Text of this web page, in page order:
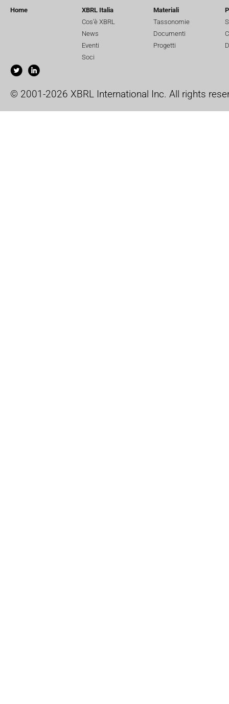
Home
XBRL Italia
Cos’è XBRL
News
Eventi
Soci
Materiali
Tassonomie
Documenti
Progetti
© 2001-2026 XBRL International Inc. All rights